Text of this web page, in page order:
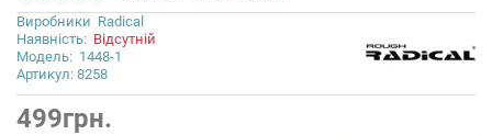
Виробники Radical
Наявність: Відсутній
Модель: 1448-1
Артикул: 8258
499грн.